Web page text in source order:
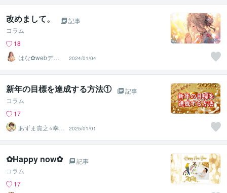
改めまして。
記事
コラム
18
はな✿webデザ
イン屋さん
2024/01/04
新年の目標を達成する方法①
記事
コラム
17
あずま貴之⭐幸せ
自分軸の生き方
育成コーチ
2025/01/01
✿Happy now✿
記事
コラム
17